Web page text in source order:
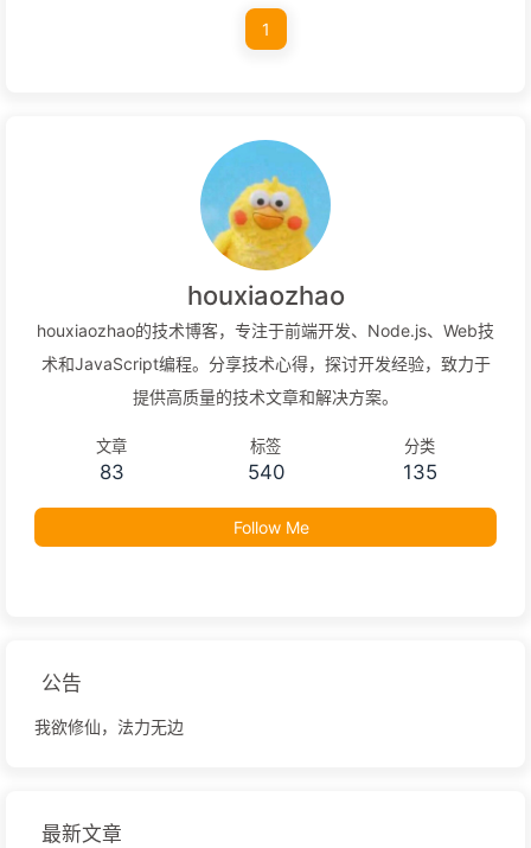
1
houxiaozhao
houxiaozhao的技术博客，专注于前端开发、Node.js、Web技
术和JavaScript编程。分享技术心得，探讨开发经验，致力于
提供高质量的技术文章和解决方案。
文章
83
标签
540
分类
135
Follow Me
公告
我欲修仙，法力无边
最新文章